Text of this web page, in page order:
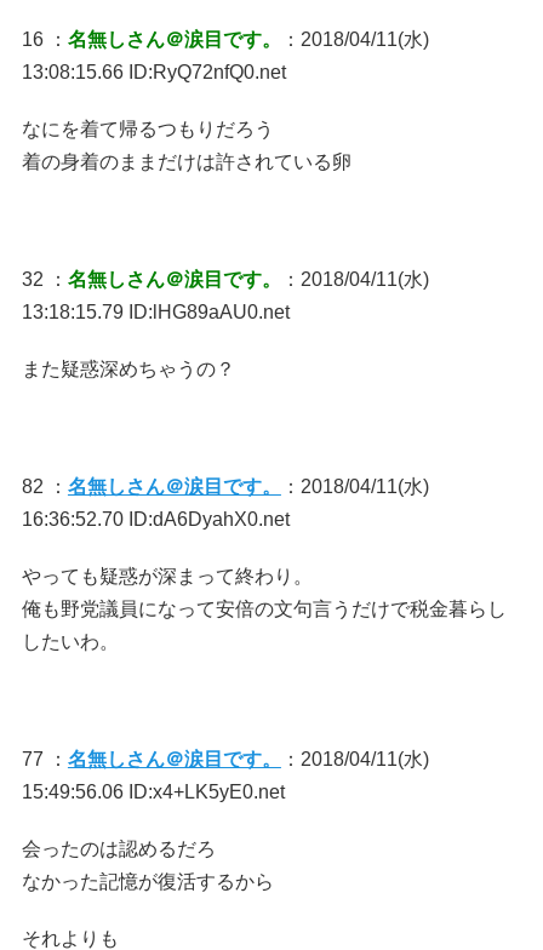
16 ： 名無しさん＠涙目です。
：2018/04/11(水)
13:08:15.66 ID:RyQ72nfQ0.net
なにを着て帰るつもりだろう
着の身着のままだけは許されている卵
32 ： 名無しさん＠涙目です。
：2018/04/11(水)
13:18:15.79 ID:lHG89aAU0.net
また疑惑深めちゃうの？
82 ： 名無しさん＠涙目です。
：2018/04/11(水)
16:36:52.70 ID:dA6DyahX0.net
やっても疑惑が深まって終わり。
俺も野党議員になって安倍の文句言うだけで税金暮らし
したいわ。
77 ： 名無しさん＠涙目です。
：2018/04/11(水)
15:49:56.06 ID:x4+LK5yE0.net
会ったのは認めるだろ
なかった記憶が復活するから
それよりも